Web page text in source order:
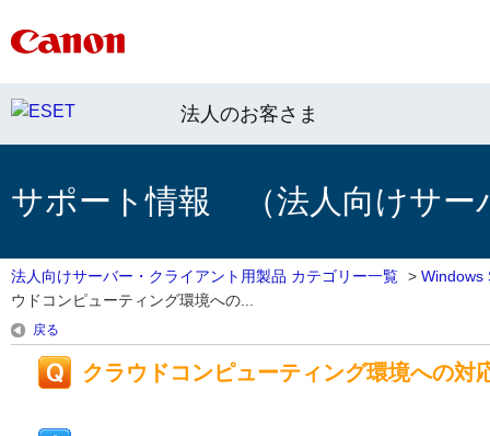
法人のお客さま
サポート情報 （法人向けサー
法人向けサーバー・クライアント用製品 カテゴリー一覧 > Windows
ウドコンピューティング環境への...
戻る
クラウドコンピューティング環境への対